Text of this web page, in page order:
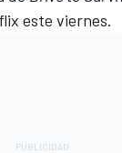
este viernes.